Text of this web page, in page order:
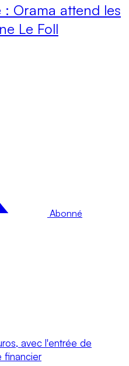
Orama attend les
Le Foll
Abonné
avec l'entrée de
financier